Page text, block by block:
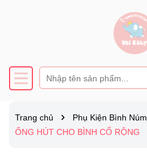
Trang chủ Phụ Kiện Bình Núm
ỐNG HÚT CHO BÌNH CỔ RỘNG